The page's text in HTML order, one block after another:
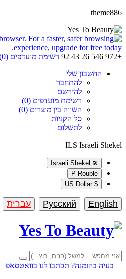
theme886
+972 546 26 43 92
רשימת מועדפים (0)
החשבון שלי
להתחבר
להירשם
רשימת מועדפים (0)
השווה בין מוצרים (0)
סל הקניות
לתשלום
ILS Israeli Shekel
₪ Israeli Shekel
P Rouble
$ US Dollar
English
Русский עברית
בעיה בהזמנה? תכתבו לנו בוואטסאפ